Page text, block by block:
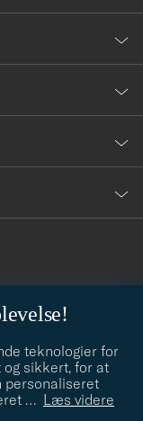
teknologier for
sikkert, for at
personaliseret
… Læs videre